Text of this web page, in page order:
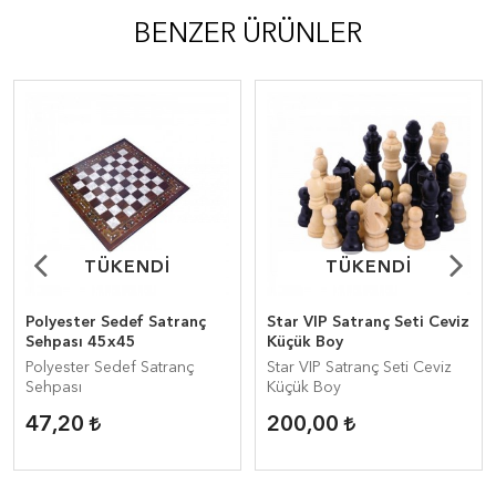
BENZER ÜRÜNLER
TÜKENDİ
TÜKENDİ
Polyester Sedef Satranç
Sehpası 45x45
Polyester Sedef Satranç
Sehpası
47,20
TÜKENDİ
TÜKENDİ
Star VIP Satranç Seti Ceviz
Küçük Boy
Star VIP Satranç Seti Ceviz
Küçük Boy
200,00